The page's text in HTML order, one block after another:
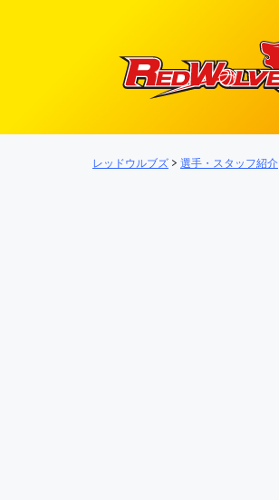
メインナビゲーション
レッドウルブズ > 選手・スタッフ紹介